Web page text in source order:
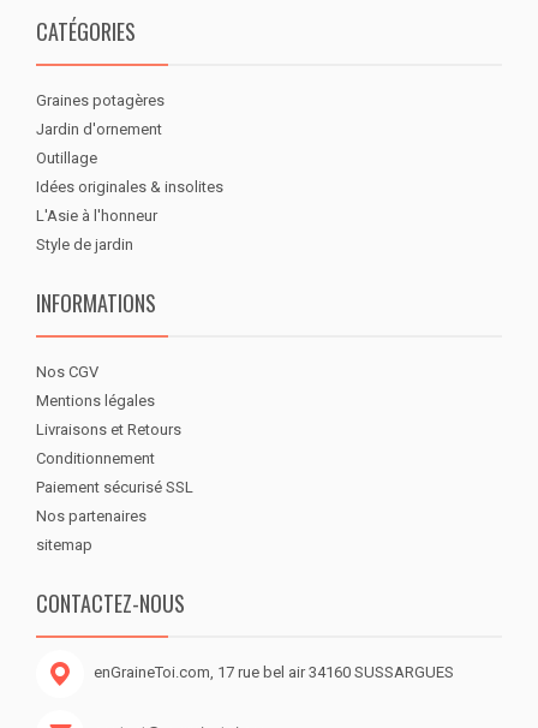
CATÉGORIES
Graines potagères
Jardin d'ornement
Outillage
Idées originales & insolites
L'Asie à l'honneur
Style de jardin
INFORMATIONS
Nos CGV
Mentions légales
Livraisons et Retours
Conditionnement
Paiement sécurisé SSL
Nos partenaires
sitemap
CONTACTEZ-NOUS
enGraineToi.com, 17 rue bel air 34160 SUSSARGUES